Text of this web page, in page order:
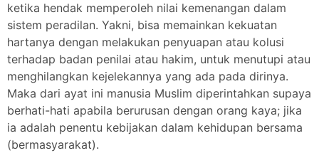
ketika hendak memperoleh nilai kemenangan dalam
sistem peradilan. Yakni, bisa memainkan kekuatan
hartanya dengan melakukan penyuapan atau kolusi
terhadap badan penilai atau hakim, untuk menutupi atau
menghilangkan kejelekannya yang ada pada dirinya.
Maka dari ayat ini manusia Muslim diperintahkan supaya
berhati-hati apabila berurusan dengan orang kaya; jika
ia adalah penentu kebijakan dalam kehidupan bersama
(bermasyarakat).